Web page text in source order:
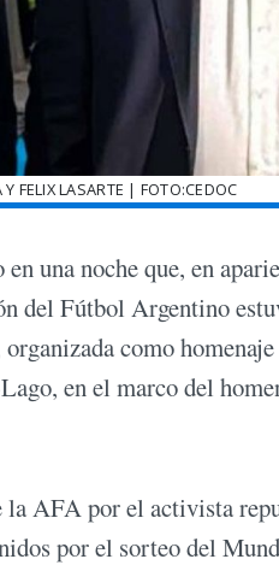
FELIX LASARTE | FOTO:CEDOC
una noche que, en
Fútbol Argentino
como
en el marco del
AFA por el activista
por el sorteo del